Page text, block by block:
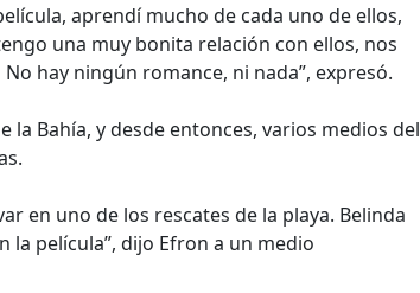
aprendí mucho de cada uno de ellos,
una muy bonita relación con ellos, nos
hay ningún romance, ni nada”, expresó.
la Bahía, y desde entonces, varios medios del
en uno de los rescates de la playa. Belinda
la película”, dijo Efron a un medio